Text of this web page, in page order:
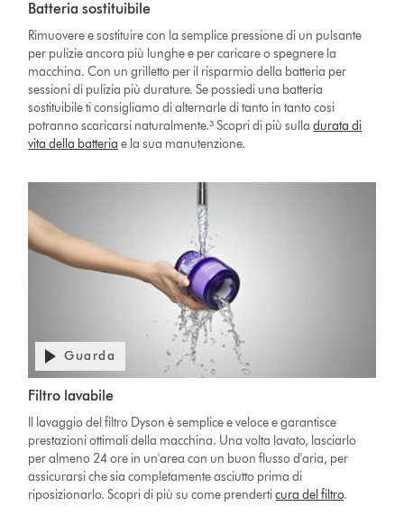
Batteria sostituibile
Rimuovere e sostituire con la semplice pressione di un pulsante
per pulizie ancora più lunghe e per caricare o spegnere la
macchina. Con un grilletto per il risparmio della batteria per
sessioni di pulizia più durature. Se possiedi una batteria
sostituibile ti consigliamo di alternarle di tanto in tanto cosi
potranno scaricarsi naturalmente.³ Scopri di più sulladurata di
vita della batteria e la sua manutenzione.
Guarda
Filtro lavabile
Il lavaggio del filtro Dyson è semplice e veloce e garantisce
prestazioni ottimali della macchina. Una volta lavato, lasciarlo
per almeno 24 ore in un'area con un buon flusso d'aria, per
assicurarsi che sia completamente asciutto prima di
riposizionarlo. Scopri di più su come prenderticura del filtro.